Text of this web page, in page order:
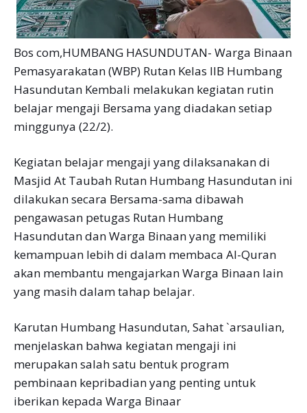
Bos com,HUMBANG HASUNDUTAN- Warga Binaan
Pemasyarakatan (WBP) Rutan Kelas IlB Humbang
Hasundutan Kembali melakukan kegiatan rutin
belajar mengaji Bersama yang diadakan setiap
minggunya (22/2).
Kegiatan belajar mengaji yang dilaksanakan di
Masjid At Taubah Rutan Humbang Hasundutan ini
dilakukan secara Bersama-sama dibawah
pengawasan petugas Rutan Humbang
Hasundutan dan Warga Binaan yang memiliki
kemampuan lebih di dalam membaca Al-Quran
akan membantu mengajarkan Warga Binaan lain
yang masih dalam tahap belajar.
Karutan Humbang Hasundutan, Sahat `arsaulian,
menjelaskan bahwa kegiatan mengaji ini
merupakan salah satu bentuk program
pembinaan kepribadian yang penting untuk
iberikan kepada Warga Binaar